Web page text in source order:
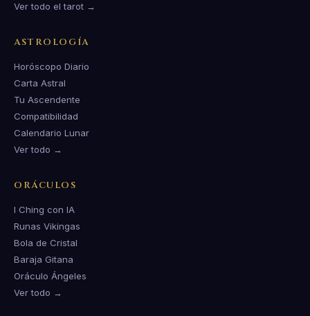
Ver todo el tarot →
ASTROLOGÍA
Horóscopo Diario
Carta Astral
Tu Ascendente
Compatibilidad
Calendario Lunar
Ver todo →
ORÁCULOS
I Ching con IA
Runas Vikingas
Bola de Cristal
Baraja Gitana
Oráculo Ángeles
Ver todo →